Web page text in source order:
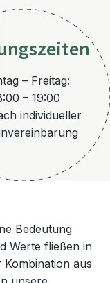
– Freitag:
– 19:00
individueller
Bedeutung
Werte fließen in
aus